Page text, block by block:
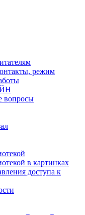
режим
вопросы
в картинках
доступа к